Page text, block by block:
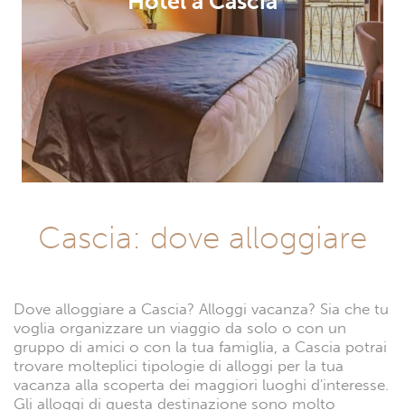
Cascia: dove alloggiare
Dove alloggiare a Cascia? Alloggi vacanza? Sia che tu
voglia organizzare un viaggio da solo o con un
gruppo di amici o con la tua famiglia, a Cascia potrai
trovare molteplici tipologie di alloggi per la tua
vacanza alla scoperta dei maggiori luoghi d'interesse.
Gli alloggi di questa destinazione sono molto